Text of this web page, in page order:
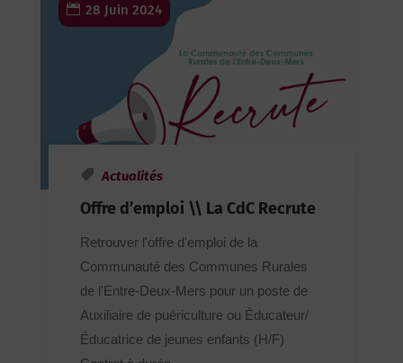
28 Juin 2024
Actualités
Offre d’emploi \\ La CdC Recrute
Retrouver l'offre d'emploi de la
Communauté des Communes Rurales
de l'Entre-Deux-Mers pour un poste de
Auxiliaire de puériculture ou Éducateur/
Éducatrice de jeunes enfants (H/F)